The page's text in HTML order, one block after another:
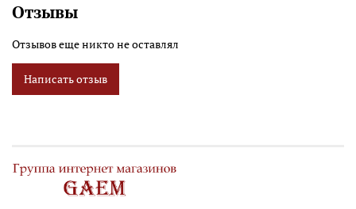
Отзывы
Отзывов еще никто не оставлял
Написать отзыв